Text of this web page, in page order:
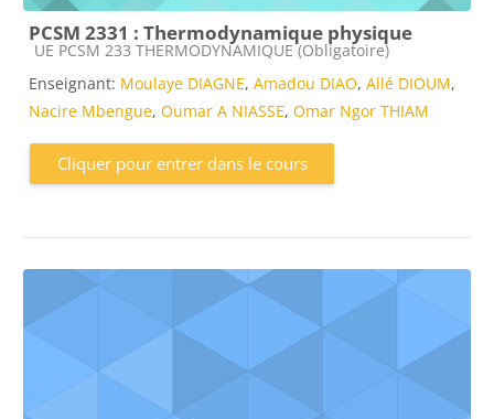
PCSM 2331 : Thermodynamique physique
Catégorie de cours
UE PCSM 233 THERMODYNAMIQUE (Obligatoire)
Enseignant: Moulaye DIAGNE, Amadou DIAO, Allé DIOUM,
Nacire Mbengue, Oumar A NIASSE, Omar Ngor THIAM
Cliquer pour entrer dans le cours